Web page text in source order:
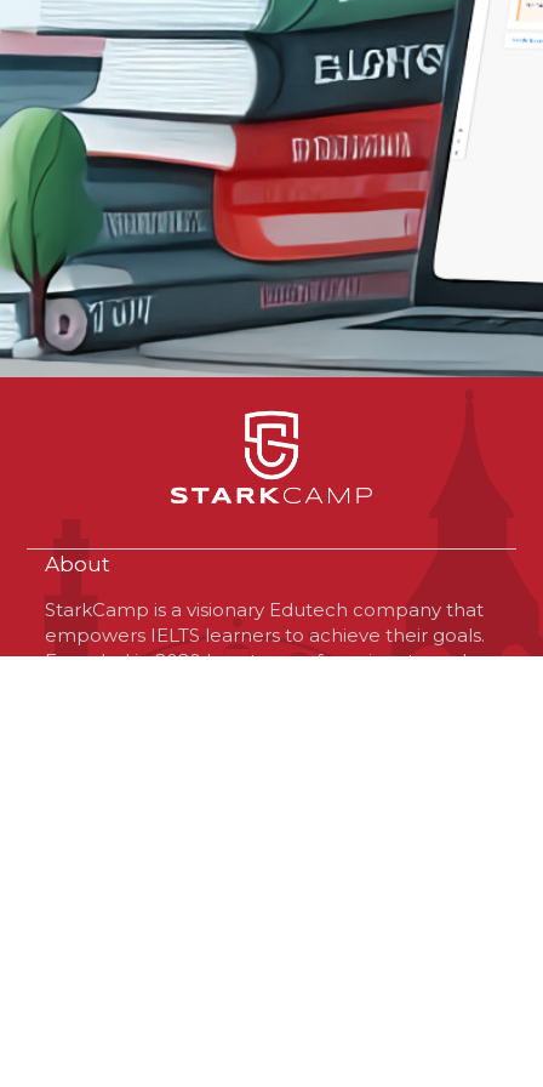
About
StarkCamp is a visionary Edutech company that
empowers IELTS learners to achieve their goals.
Founded in 2020 by a team of passionate and